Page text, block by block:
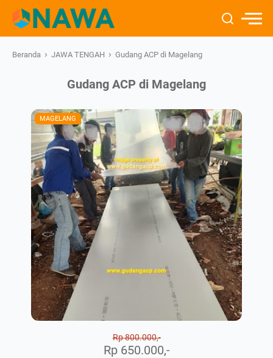
Beranda › JAWA TENGAH › Gudang ACP di Magelang
Gudang ACP di Magelang
MAGELANG
Rp 800.000,-
Rp 650.000,-